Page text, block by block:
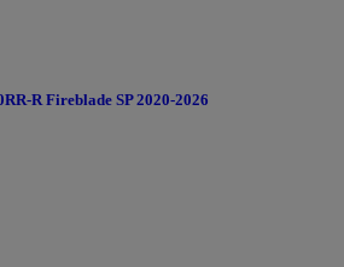
R Fireblade SP 2020-2026